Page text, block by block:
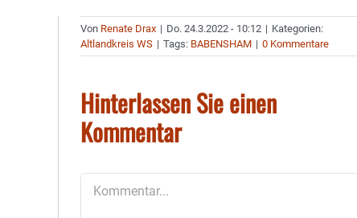
Von Renate Drax | Do. 24.3.2022 - 10:12 | Kategorien:
Altlandkreis WS | Tags: BABENSHAM | 0 Kommentare
Hinterlassen Sie einen
Kommentar